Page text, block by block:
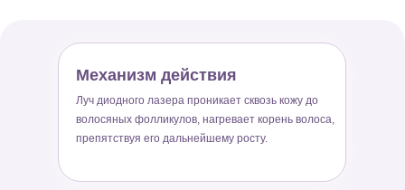
Механизм действия
Луч диодного лазера проникает сквозь кожу до
волосяных фолликулов, нагревает корень волоса,
препятствуя его дальнейшему росту.